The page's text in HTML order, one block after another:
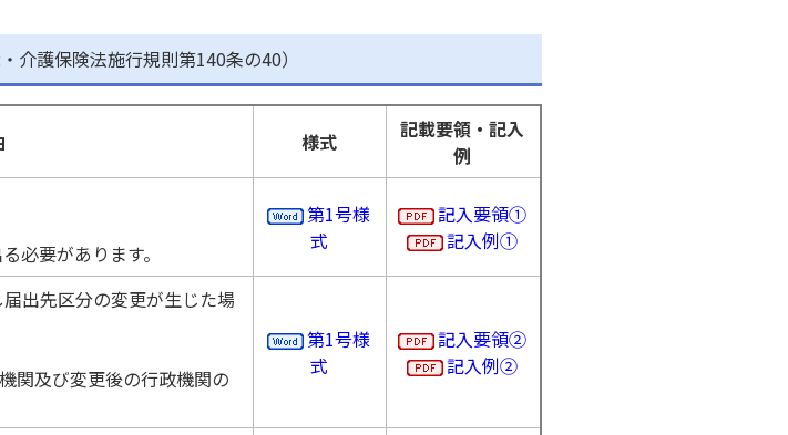
482-5511 Fax073-482-3786
海南市
6223岩出市高塚209
61-0023 Fax0736-61-0013
紀の川市
橋本市高野口町名古曽927
42-0491 Fax0736-42-5468
橋本市
伊都郡かつらぎ町
有田郡湯浅町湯浅2355-1
64-1291 Fax0737-64-1261
有田市
有田郡湯浅町
介護保険法施行規則第140条の40）
様式
記載要領・記入
例
要があります。
第1号様
式
記入要領①
記入例①
出先区分の変更が生じた場
関及び変更後の行政機関の
第1号様
式
記入要領②
記入例②